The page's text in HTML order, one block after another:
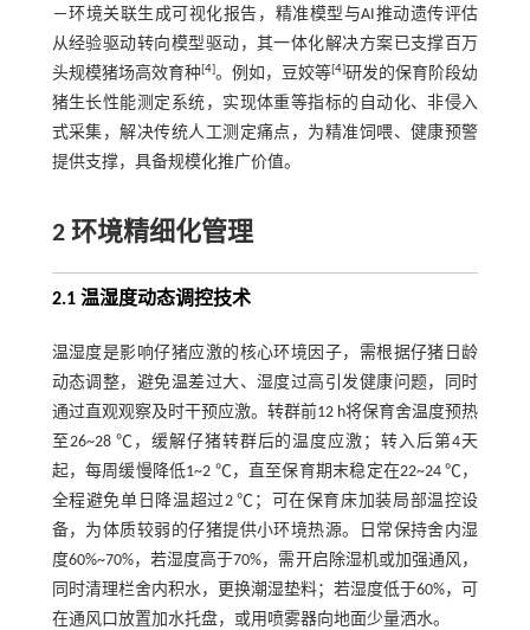
－环境关联生成可视化报告，精准模型与AI推动遗传评估
从经验驱动转向模型驱动，其一体化解决方案已支撑百万
头规模猪场高效育种[4]。例如，豆姣等[4]研发的保育阶段幼
猪生长性能测定系统，实现体重等指标的自动化、非侵入
式采集，解决传统人工测定痛点，为精准饲喂、健康预警
提供支撑，具备规模化推广价值。
2 环境精细化管理
2.1 温湿度动态调控技术
温湿度是影响仔猪应激的核心环境因子，需根据仔猪日龄
动态调整，避免温差过大、湿度过高引发健康问题，同时
通过直观观察及时干预应激。转群前12 h将保育舍温度预热
至26~28 ℃，缓解仔猪转群后的温度应激；转入后第4天
起，每周缓慢降低1~2 ℃，直至保育期末稳定在22~24 ℃，
全程避免单日降温超过2 ℃；可在保育床加装局部温控设
备，为体质较弱的仔猪提供小环境热源。日常保持舍内湿
度60%~70%，若湿度高于70%，需开启除湿机或加强通风，
同时清理栏舍内积水，更换潮湿垫料；若湿度低于60%，可
在通风口放置加水托盘，或用喷雾器向地面少量洒水。